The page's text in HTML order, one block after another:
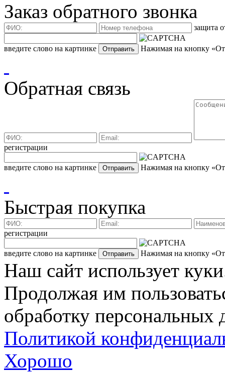
Заказ обратного звонка
защита
введите слово на картинке Нажимая на кнопку
Обратная связь
регистрации
введите слово на картинке Нажимая на кнопку
Быстрая покупка
регистрации
введите слово на картинке Нажимая на кнопку
Наш сайт использует
Продолжая им
обработку персональных
Политикой
Хорошо